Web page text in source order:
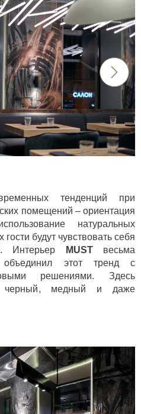
тенденций при
помещений – ориентация
натуральных
будут чувствовать себя
Интерьер
MUSTвесьма
этот тренд с
решениями. Здесь
черный, медный и даже